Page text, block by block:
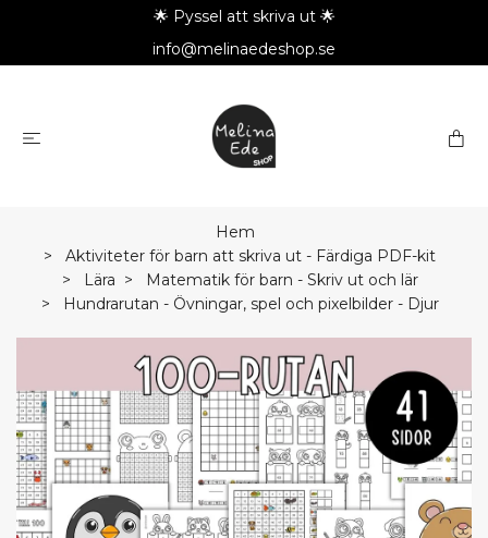
🌟 Pyssel att skriva ut 🌟
info@melinaedeshop.se
Hem
Aktiviteter för barn att skriva ut - Färdiga PDF-kit
Lära
Matematik för barn - Skriv ut och lär
Hundrarutan - Övningar, spel och pixelbilder - Djur